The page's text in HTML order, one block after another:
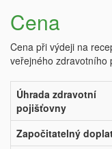
Cena
Cena při výdeji na
veřejného zdravotního
Úhrada zdravotní
pojišťovny
Započitatelný